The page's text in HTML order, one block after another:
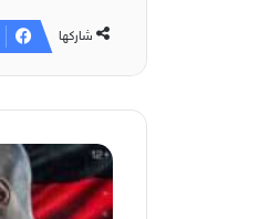
شاركها